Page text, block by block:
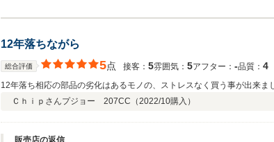
12年落ちながら
総合評価 5点 接客： 5雰囲気： 5アフター： ‐品質： 4
12年落ち相応の部品の劣化はあるモノの、ストレスなく買う事が出来
Ｃｈｉｐさんプジョー 207CC（2022/10購入）
販売店の返信